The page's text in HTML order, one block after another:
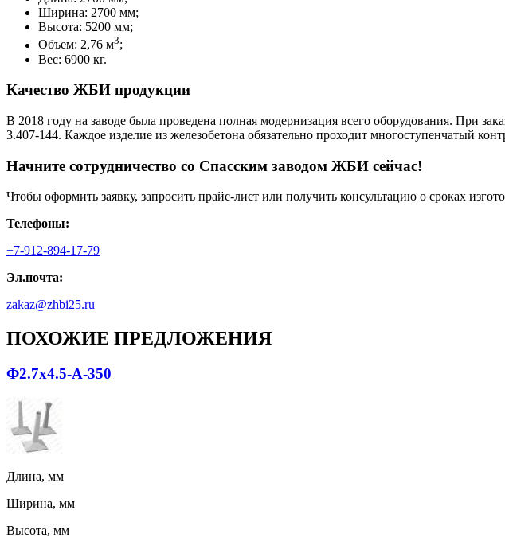
Ширина: 2700 мм;
Высота: 5200 мм;
Объем: 2,76 м3;
Вес: 6900 кг.
Качество ЖБИ продукции
В 2018 году на заводе была проведена полная модернизация всего оборудования. При
3.407-144. Каждое изделие из железобетона обязательно проходит многоступенчатый
Начните сотрудничество со Cпасским заводом ЖБИ сейчас!
Чтобы оформить заявку, запросить прайс-лист или получить консультацию о сроках
Телефоны:
+7-912-894-17-79
Эл.почта:
zakaz@zhbi25.ru
ПОХОЖИЕ ПРЕДЛОЖЕНИЯ
Ф2.7х4.5-А-350
Длина, мм
Ширина, мм
Высота, мм